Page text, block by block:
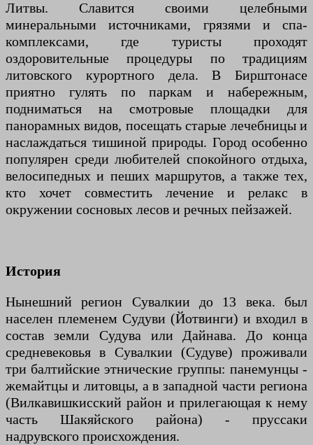
Литвы. Славится своими целебными
минеральными источниками, грязями и спа-
комплексами, где туристы проходят
оздоровительные процедуры по традициям
литовского курортного дела. В Бирштонасе
приятно гулять по паркам и набережным,
подниматься на смотровые площадки для
панорамных видов, посещать старые лечебницы и
наслаждаться тишиной природы. Город особенно
популярен среди любителей спокойного отдыха,
велосипедных и пеших маршрутов, а также тех,
кто хочет совместить лечение и релакс в
окружении сосновых лесов и речных пейзажей.
История
Нынешний регион Сувалкии до 13 века. был
населен племенем Судуви (Йотвинги) и входил в
состав земли Судува или Дайнава. До конца
средневековья в Сувалкии (Судуве) проживали
три балтийские этнические группы: панемунцы -
жемайтцы и литовцы, а в западной части региона
(Вилкавишкисский район и прилегающая к нему
часть Шакяйского района) - пруссаки
надрувского происхождения.